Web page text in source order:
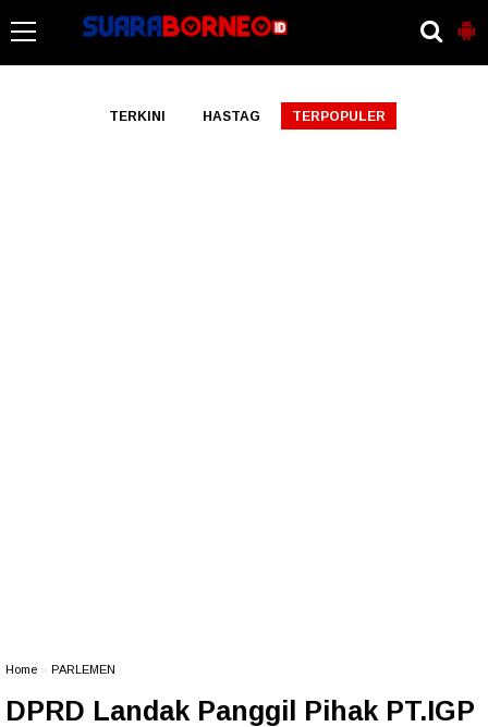
TERKINI HASTAG TERPOPULER
Home PARLEMEN
DPRD Landak Panggil Pihak PT.IGP